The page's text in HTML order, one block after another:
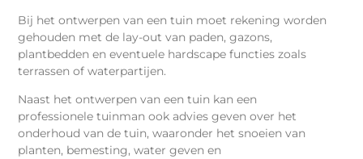
Bij het ontwerpen van een tuin moet rekening worden
gehouden met de lay-out van paden, gazons,
plantbedden en eventuele hardscape functies zoals
terrassen of waterpartijen.
Naast het ontwerpen van een tuin kan een
professionele tuinman ook advies geven over het
onderhoud van de tuin, waaronder het snoeien van
planten, bemesting, water geven en